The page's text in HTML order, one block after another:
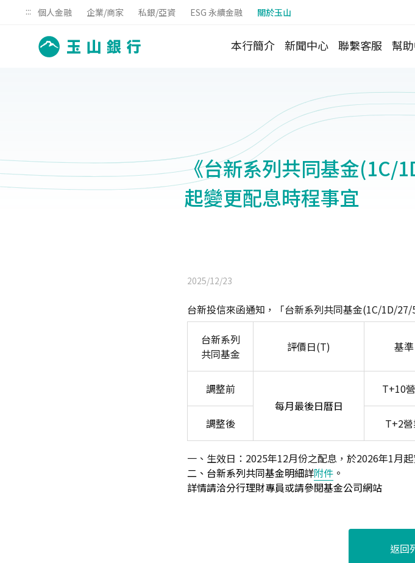
::: 個人金融 企業/商家 私銀/亞資 ESG 永續金融 關於玉山
本行簡介 新聞中心 聯繫客服 幫
《台新系列共同基金(1C/
起變更配息時程事宜
2025/12/23
台新投信來函通知，「台新系列共同基金(1C/1D/
台新系列
共同基金
評價日(T) 基
調整前
每月最後日曆日
T+10
調整後 T+2
一、生效日： 2025年12月份之配息，於2026年1月
二、台新系列共同基金明細詳附件 。
詳情請洽分行理財專員或請參閱基金公司網站
返回